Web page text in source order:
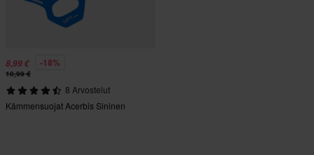
8,99 € -18%
10,99 €
8 Arvostelut
Kämmensuojat Acerbis Sininen